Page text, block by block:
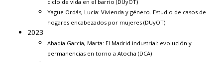
ciclo de vida en el barrio (DUyOT)
Yagüe Ordás, Lucía: Vivienda y género. Estudio de casos de
hogares encabezados por mujeres (DUyOT)
2023
Abadía García, Marta: El Madrid industrial: evolución y
permanencias en torno a Atocha (DCA)